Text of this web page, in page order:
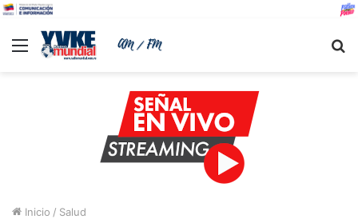
Menu
Inicio / Salud